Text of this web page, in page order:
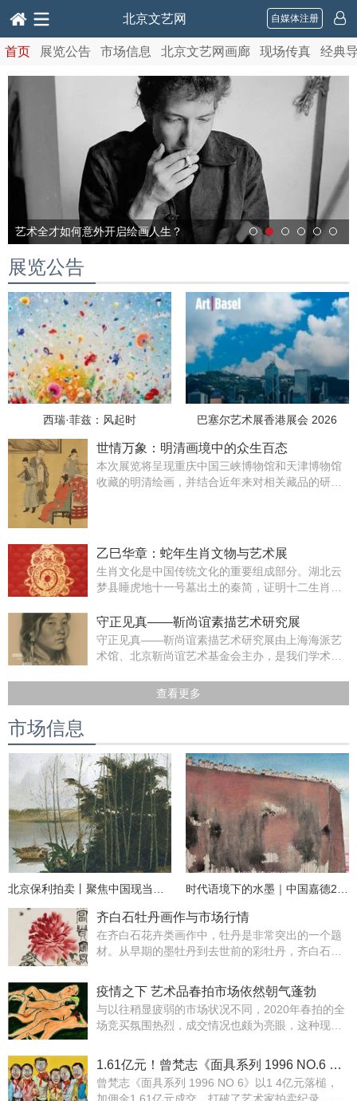
北京文艺网 自媒体注册
首页 展览公告 市场信息 北京文艺网画廊 现场传真 经典
艺术全才如何意外开启绘画人生？
展览公告
西瑞·菲兹：风起时 巴塞尔艺术展香港展会 2026
世情万象：明清画境中的众生百态
本次展览将呈现重庆中国三峡博物馆和天津博物馆
收藏的明清绘画，并结合近年来对相关藏品的研究
乙巳华章：蛇年生肖文物与艺术展
生肖文化是中国传统文化的重要组成部分。湖北云
梦县睡虎地十一号墓出土的秦简，证明十二生肖在
民间信仰、占卜习俗、文学艺术等相结合，发展为
一种文化符号。
守正见真——靳尚谊素描艺术研究展
守正见真——靳尚谊素描艺术研究展由上海海派艺
术馆、北京靳尚谊艺术基金会主办，是我们学术研
查看更多
市场信息
齐白石牡丹画作与市场行情
在齐白石花卉类画作中，牡丹是非常突出的一个题
材。从早期的墨牡丹到去世前的彩牡丹，齐白石一
厚，色彩浓烈，寓意吉祥。
疫情之下 艺术品春拍市场依然朝气蓬勃
与以往稍显疲弱的市场状况不同，2020年春拍的全
场竞买氛围热烈，成交情况也颇为亮眼，这种现象
1.61亿元！曾梵志《面具系列 1996 NO.6 》创中国当代艺术拍卖最高价
曾梵志《面具系列 1996 NO 6》以1 4亿元落槌，